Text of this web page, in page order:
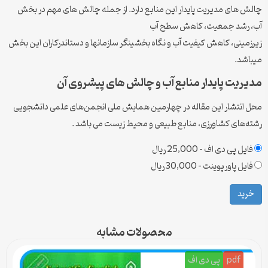
چالش های مدیریت پایدار این منابع دارد. از جمله چالش های مهم در بخش
آب، رشد جمعیت، کاهش سطح آب
زیرزمینی، کاهش کیفیت آب و نگاه بخشینگر سازمانها و دستاندرکاران این بخش
میباشد.
مدیریت پایدار منابع آب و چالش های پیشروی آن
محل انتشار این مقاله در چهارمین همایش ملی انجمن‌های علمی دانشجویی
رشته‌های کشاورزی، منابع طبیعی و محیط زیست می باشد .
فایل پی دی اف–25,000 ریال
فایل پاورپوینت–30,000 ریال
خرید
محصولات مشابه
pdf پی دی اف